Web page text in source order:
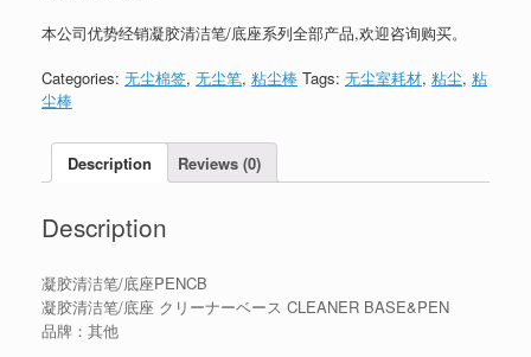
本公司优势经销凝胶清洁笔/底座系列全部产品,欢迎咨询购买。
Categories: 无尘棉签, 无尘笔, 粘尘棒 Tags: 无尘室耗材, 粘尘, 粘
尘棒
Description Reviews (0)
Description
凝胶清洁笔/底座PENCB
凝胶清洁笔/底座 クリーナーベース CLEANER BASE&PEN
品牌：其他